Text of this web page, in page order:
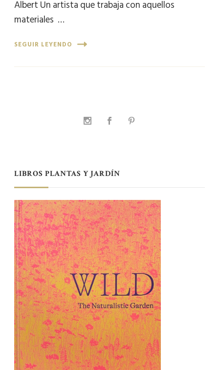
Albert Un artista que trabaja con aquellos
materiales …
SEGUIR LEYENDO
LIBROS PLANTAS Y JARDÍN